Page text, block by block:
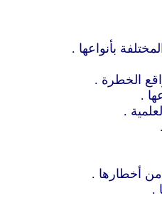
بأنواعها .
الخطرة .
.
.
من أخطارها .
.